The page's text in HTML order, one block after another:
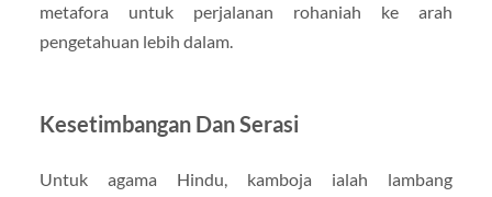
metafora untuk perjalanan rohaniah ke arah
pengetahuan lebih dalam.
Kesetimbangan Dan Serasi
Untuk agama Hindu, kamboja ialah lambang